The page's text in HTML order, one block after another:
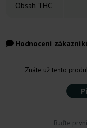
Obsah THC
Hodnocení
Znáte už tento
Buďte